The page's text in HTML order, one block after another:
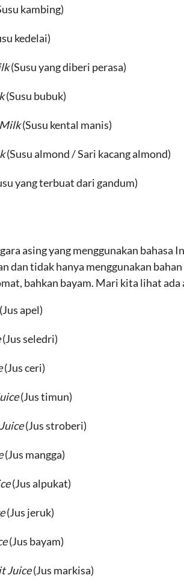
kambing)
kedelai)
(Susu yang diberi perasa)
(Susu bubuk)
(Susu kental manis)
(Susu almond / Sari kacang almond)
yang terbuat dari gandum)
asing yang menggunakan
dan tidak hanya menggunakan
bahkan bayam. Mari kita lihat ada
apel)
(Jus seledri)
(Jus ceri)
(Jus timun)
(Jus stroberi)
(Jus mangga)
(Jus alpukat)
(Jus jeruk)
(Jus bayam)
Juice(Jus markisa)